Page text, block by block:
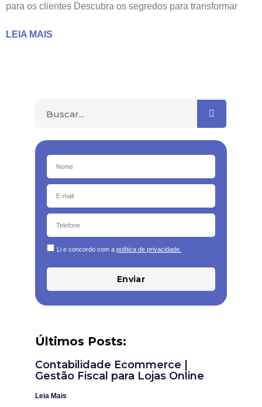
para os clientes Descubra os segredos para transformar
LEIA MAIS
Li e concordo com a política de privacidade.
Enviar
Últimos Posts:
Contabilidade Ecommerce |
Gestão Fiscal para Lojas Online
Leia Mais